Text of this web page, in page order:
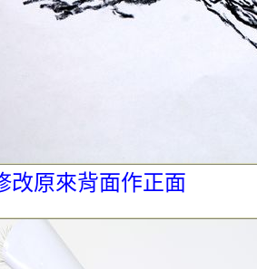
改原來背面作正面